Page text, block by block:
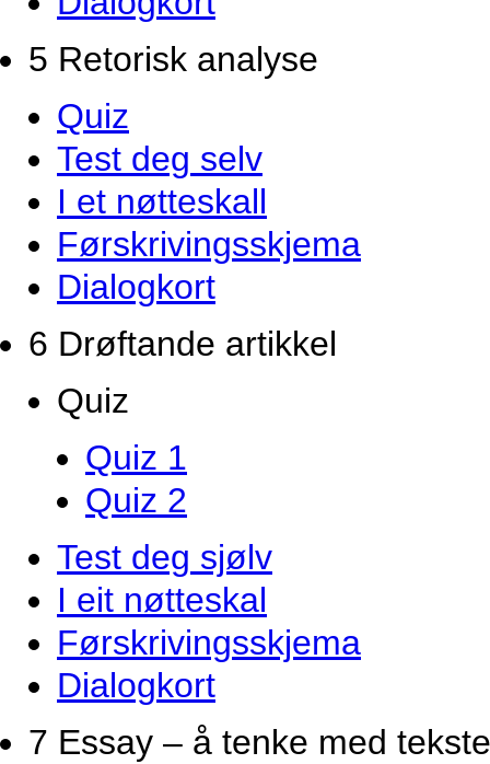
5 Retorisk analyse
Quiz
Test deg selv
I et nøtteskall
Førskrivingsskjema
Dialogkort
6 Drøftande artikkel
Quiz
Quiz 1
Quiz 2
Test deg sjølv
I eit nøtteskal
Førskrivingsskjema
Dialogkort
7 Essay – å tenke med